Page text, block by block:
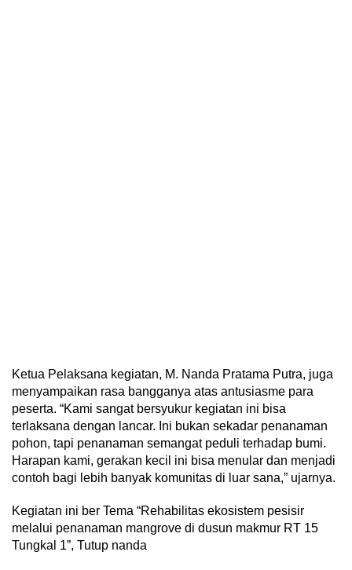
Ketua Pelaksana kegiatan, M. Nanda Pratama Putra, juga
menyampaikan rasa bangganya atas antusiasme para
peserta. “Kami sangat bersyukur kegiatan ini bisa
terlaksana dengan lancar. Ini bukan sekadar penanaman
pohon, tapi penanaman semangat peduli terhadap bumi.
Harapan kami, gerakan kecil ini bisa menular dan menjadi
contoh bagi lebih banyak komunitas di luar sana,” ujarnya.
Kegiatan ini ber Tema “Rehabilitas ekosistem pesisir
melalui penanaman mangrove di dusun makmur RT 15
Tungkal 1”, Tutup nanda